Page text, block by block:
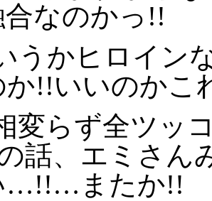
なのかっ!!
うかヒロイン
か!!いいのかこ
変らず全ツッ
話、エミさん
…!!…またか!!